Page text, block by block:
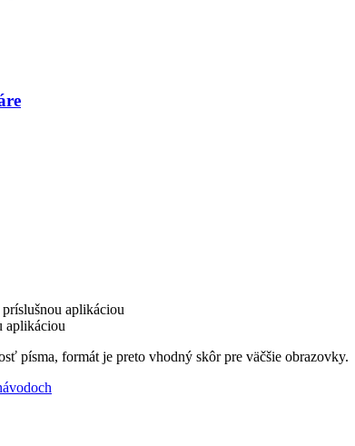
aplikáciou
aplikáciou
písma, formát je preto vhodný skôr pre väčšie obrazovky.